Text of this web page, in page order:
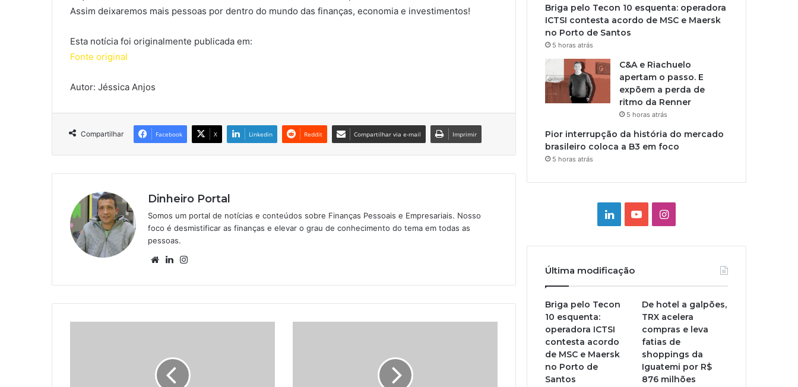
Assim deixaremos mais pessoas por dentro do mundo das finanças, economia e investimentos!
Esta notícia foi originalmente publicada em:
Fonte original
Autor: Jéssica Anjos
Compartilhar Facebook X Linkedin Reddit Compartilhar via e-mail Imprimir
Dinheiro Portal
Somos um portal de notícias e conteúdos sobre Finanças Pessoais e Empresariais. Nosso
foco é desmistificar as finanças e elevar o grau de conhecimento do tema em todas as
pessoas.
WebsiteLinkedin
Briga pelo Tecon 10 esquenta: operadora
ICTSI contesta acordo de MSC e Maersk
no Porto de Santos
5 horas atrás
C&A e Riachuelo
apertam o passo. E
expõem a perda de
ritmo da Renner
5 horas atrás
Pior interrupção da história do mercado
brasileiro coloca a B3 em foco
5 horas atrás
LinkedinYouTubeInstagram
Última modificação
Briga pelo Tecon
10 esquenta:
operadora ICTSI
contesta acordo
de MSC e Maersk
no Porto de
Santos
De hotel a galpões,
TRX acelera
compras e leva
fatias de
shoppings da
Iguatemi por R$
876 milhões